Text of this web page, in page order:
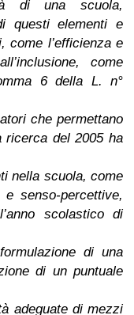
di una scuola,
questi elementi e
come l’efficienza e
come
6 della L. n°
che permettano
ricerca del 2005 ha
nella scuola, come
senso-percettive,
scolastico di
di una
di un puntuale
adeguate di mezzi